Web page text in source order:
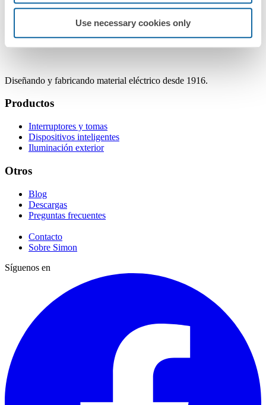
Use necessary cookies only
Diseñando y fabricando material eléctrico desde 1916.
Productos
Interruptores y tomas
Dispositivos inteligentes
Iluminación exterior
Otros
Blog
Descargas
Preguntas frecuentes
Contacto
Sobre Simon
Síguenos en